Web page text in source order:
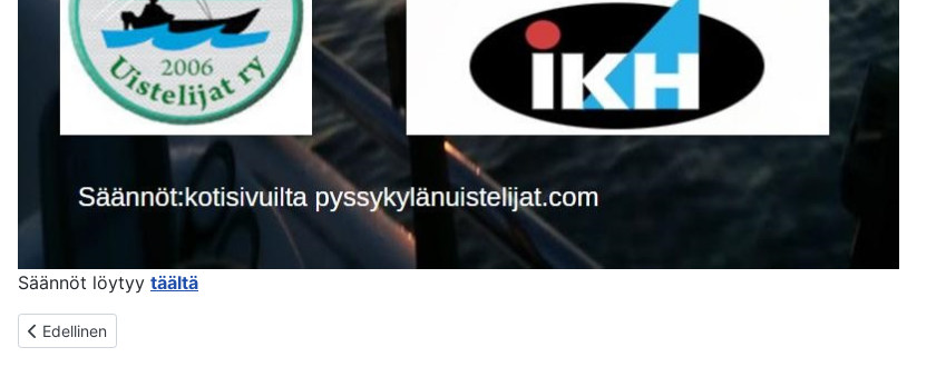
Säännöt löytyy täältä
Edellinen artikkeli: UNARI
Edellinen